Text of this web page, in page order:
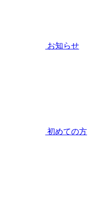
お知らせ
初めての方